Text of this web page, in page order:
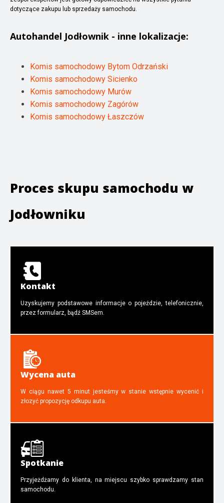
dotyczące zakupu lub sprzedaży samochodu.
Autohandel Jodłownik - inne lokalizacje:
Komis samochodowy Bytom Odrzański
Komis samochodowy Sicienko
Komis samochodowy Murów
Komis samochodowy Zagórów
Komis samochodowy Łaszczów
Proces skupu samochodu w
Jodłowniku
Kontakt
Uzyskujemy podstawowe informacje o pojeździe, telefonicznie,
przez formularz, bądź SMSem.
Wycena auta
W ciągu nawet 5 minut jesteśmy w stanie wstępnie wycenić i
złozyć propozycję odkupu auta.
Spotkanie
Przyjeżdżamy do klienta, na miejscu szybko sprawdzamy stan
samochodu.